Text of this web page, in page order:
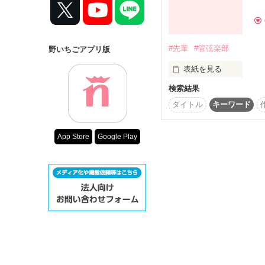
復刻！夏の野い
200文字でゾッ
スターツ出版小
その他の条件
#先輩 #管弦楽部
表紙を見る
時がたつにつれて私の
検索結果
タイトル
キーワード
野いちごアプリ版
App Store Google Play